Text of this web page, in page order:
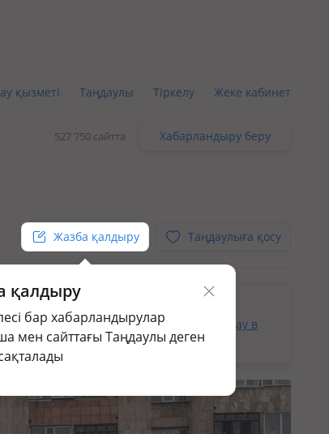
қызметі Таңдаулы Тіркелу Жеке кабинет
527 750 сайтта Хабарландыру беру
Жазба қалдыру
қалдыру
бар хабарландырулар
мен сайттағы Таңдаулы деген
Таңдаулыға қосу
Коммерциялық жылжымайтын мүлік жалдау в